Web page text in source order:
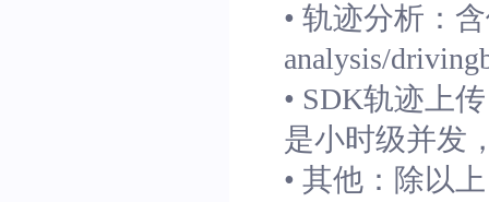
• 轨迹分析：
analysis/
• SDK轨迹上
是小时级并发
• 其他： 除以